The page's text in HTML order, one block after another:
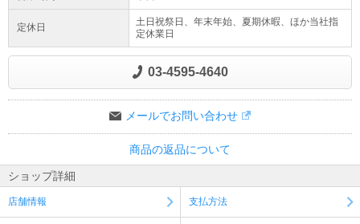
定休日
土日祝祭日、年末年始、夏期休暇、ほか当社指
定休業日
03-4595-4640
メールでお問い合わせ
商品の返品について
ショップ詳細
店舗情報 支払方法